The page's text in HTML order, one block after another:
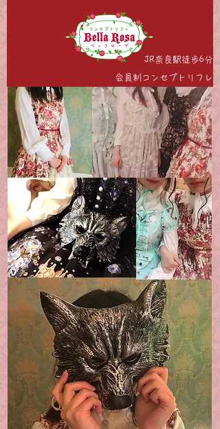
JR奈良駅徒歩6分
会員制コンセプトリフレ